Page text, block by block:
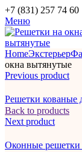
+7 (831) 257 74 60
Меню
HomeЭкстерьер
окна вытянутые
Previous product
Решетки кованые
Back to products
Next product
Оконные решетки